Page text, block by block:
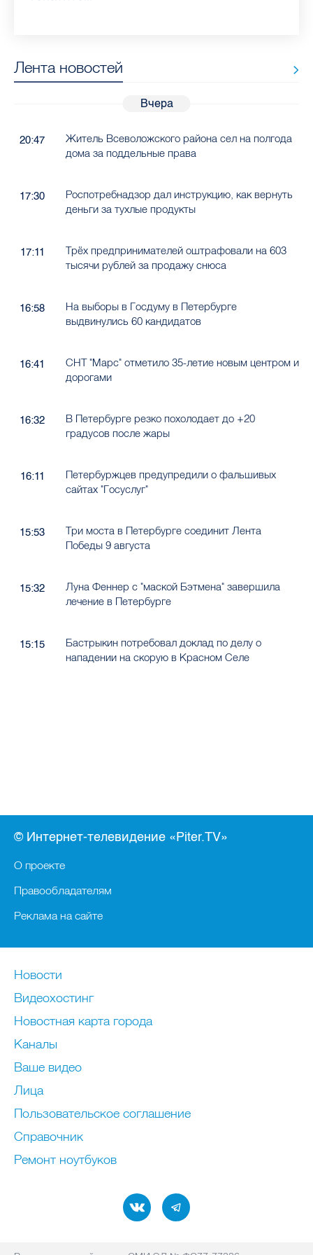
Лента новостей
Вчера
20:47
Житель Всеволожского района сел на полгода
дома за поддельные права
17:30
Роспотребнадзор дал инструкцию, как вернуть
деньги за тухлые продукты
17:11
Трёх предпринимателей оштрафовали на 603
тысячи рублей за продажу снюса
16:58
На выборы в Госдуму в Петербурге
выдвинулись 60 кандидатов
16:41
СНТ "Марс" отметило 35-летие новым центром и
дорогами
16:32
В Петербурге резко похолодает до +20
градусов после жары
16:11
Петербуржцев предупредили о фальшивых
сайтах "Госуслуг"
15:53
Три моста в Петербурге соединит Лента
Победы 9 августа
15:32
Луна Феннер с "маской Бэтмена" завершила
лечение в Петербурге
15:15
Бастрыкин потребовал доклад по делу о
нападении на скорую в Красном Селе
© Интернет-телевидение «Piter.TV»
О проекте
Правообладателям
Реклама на сайте
Новости
Видеохостинг
Новостная карта города
Каналы
Ваше видео
Лица
Пользовательское соглашение
Справочник
Ремонт нoутбуков